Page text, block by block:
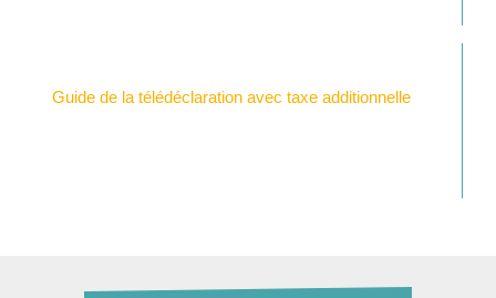
Guide de la télédéclaration avec taxe additionnelle